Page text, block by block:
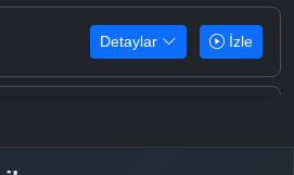
Detaylar İzle